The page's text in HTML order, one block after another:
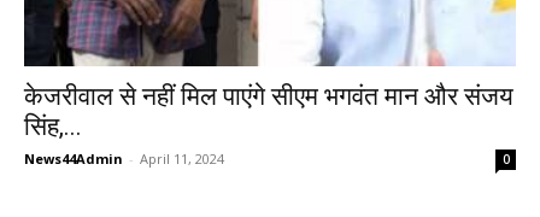
केजरीवाल से नहीं मिल पाएंगे सीएम भगवंत मान और संजय
सिंह,...
News44Admin - April 11, 2024 0